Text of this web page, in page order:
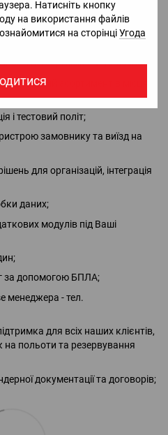
Натисніть кнопку
на використання файлів
на сторінціУгода
Гарантія Повернення
в Україні брендів
всі сертифікати та дозволи;
та повний асортимент в місцях
і тестовий політ;
замовнику та виїзд на
для організацій, інтеграція
даних;
модулів під Ваші
за допомогою БПЛА;
менеджера - тел.
для всіх наших клієнтів,
на польоти та резервування
документації та договорів;